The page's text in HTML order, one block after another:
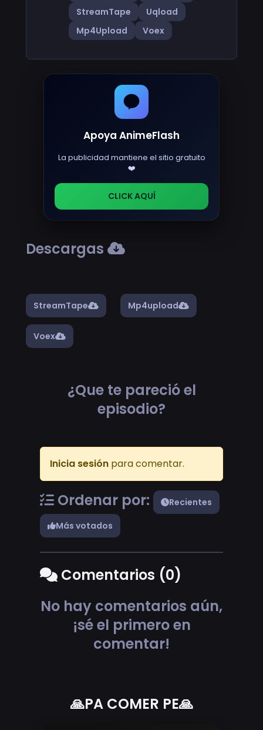
StreamTape
Uqload
Mp4Upload
Voex
Apoya AnimeFlash
La publicidad mantiene el sitio gratuito
❤️
CLICK AQUÍ
Descargas
StreamTape Mp4upload
Voex
¿Que te pareció el
episodio?
Inicia sesión para comentar.
Ordenar por:
Recientes
Más votados
Comentarios (0)
No hay comentarios aún,
¡sé el primero en
comentar!
🙏PA COMER PE🙏